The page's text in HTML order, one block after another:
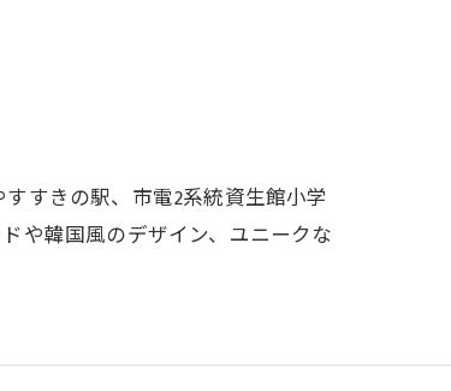
すきの駅、市電2系統資生館小学
や韓国風のデザイン、ユニークな